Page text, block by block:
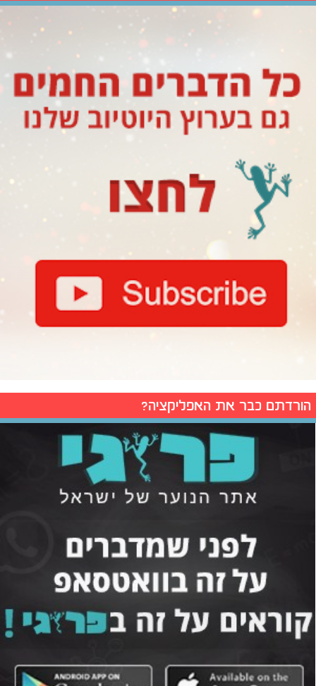
הורדתם כבר את האפליקציה?